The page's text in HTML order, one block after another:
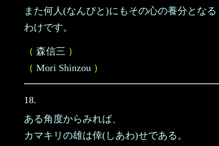
また何人(なんぴと)にもその心の養分となる
わけです。
（ 森信三 ）
（ Mori Shinzou ）
18.
ある角度からみれば、
カマキリの雄は倖(しあわ)せである。